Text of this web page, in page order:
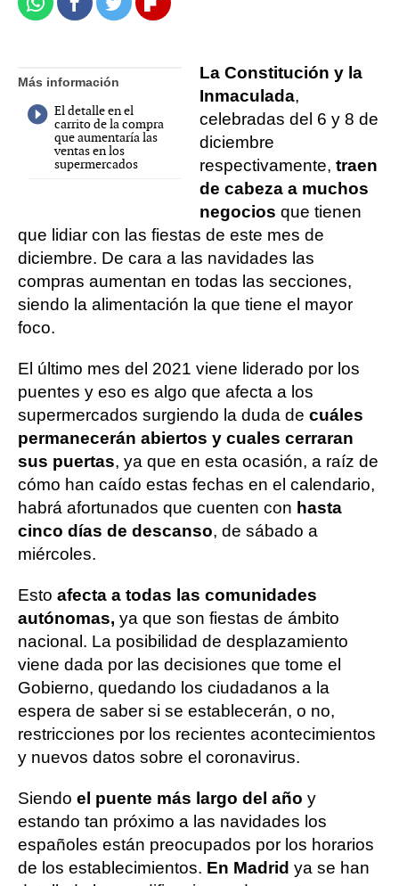
WhatsappFacebook
TwitterFlipboard
Más información
El detalle en el
carrito de la compra
que aumentaría las
ventas en los
supermercados
La Constitución y la
Inmaculada,
celebradas del 6 y 8 de
diciembre
respectivamente, traen
de cabeza a muchos
negocios que tienen
que lidiar con las fiestas de este mes de
diciembre. De cara a las navidades las
compras aumentan en todas las secciones,
siendo la alimentación la que tiene el mayor
foco.
El último mes del 2021 viene liderado por los
puentes y eso es algo que afecta a los
supermercados surgiendo la duda de cuáles
permanecerán abiertos y cuales cerraran
sus puertas, ya que en esta ocasión, a raíz de
cómo han caído estas fechas en el calendario,
habrá afortunados que cuenten con hasta
cinco días de descanso, de sábado a
miércoles.
Esto afecta a todas las comunidades
autónomas, ya que son fiestas de ámbito
nacional. La posibilidad de desplazamiento
viene dada por las decisiones que tome el
Gobierno, quedando los ciudadanos a la
espera de saber si se establecerán, o no,
restricciones por los recientes acontecimientos
y nuevos datos sobre el coronavirus.
Siendo el puente más largo del año y
estando tan próximo a las navidades los
españoles están preocupados por los horarios
de los establecimientos. En Madrid ya se han